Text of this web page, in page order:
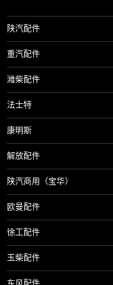
陕汽配件
重汽配件
潍柴配件
法士特
康明斯
解放配件
陕汽商用（宝华）
欧曼配件
徐工配件
玉柴配件